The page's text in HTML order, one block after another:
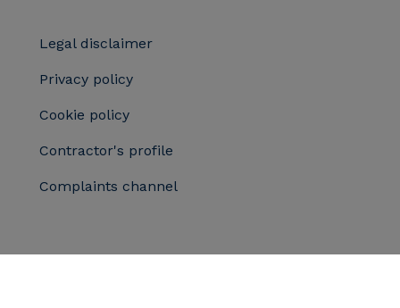
Legal disclaimer
Privacy policy
Cookie policy
Contractor's profile
Complaints channel